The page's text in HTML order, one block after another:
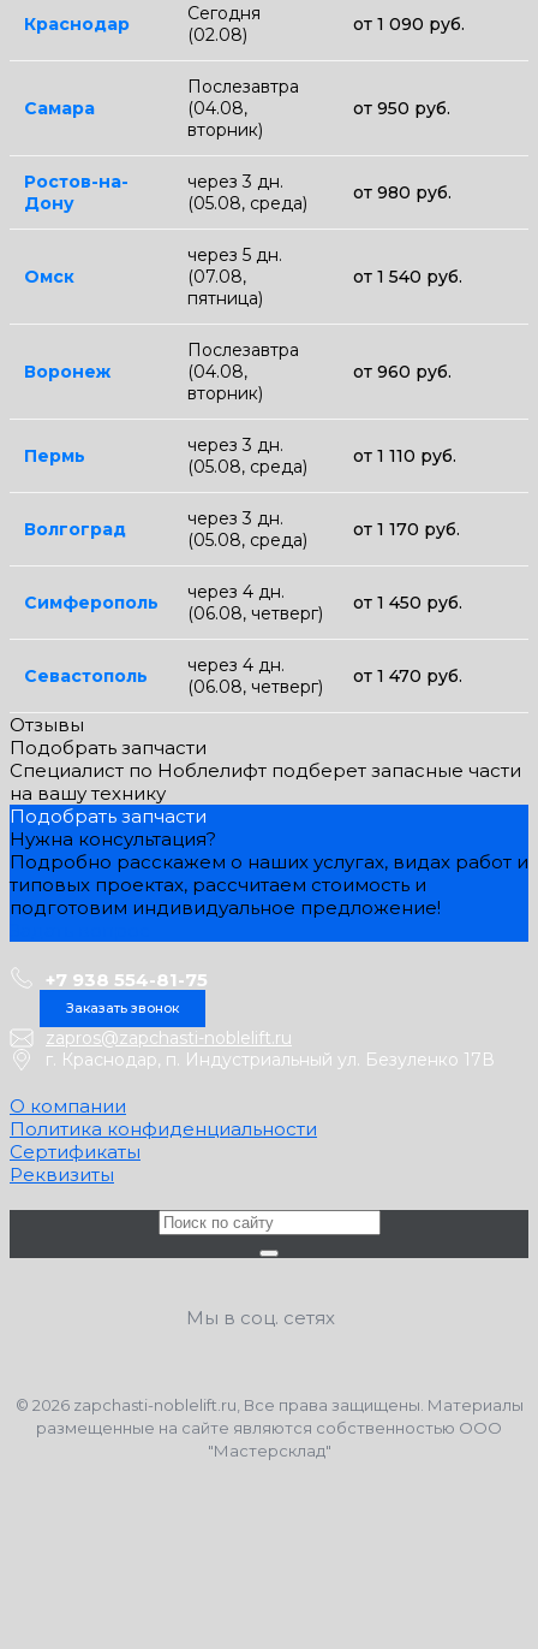
Краснодар
Сегодня
(02.08)
от 1 090 руб.
Самара
Послезавтра
(04.08,
вторник)
от 950 руб.
Ростов-на-
Дону
через 3 дн.
(05.08, среда)
от 980 руб.
Омск
через 5 дн.
(07.08,
пятница)
от 1 540 руб.
Воронеж
Послезавтра
(04.08,
вторник)
от 960 руб.
Пермь
через 3 дн.
(05.08, среда)
от 1 110 руб.
Волгоград
через 3 дн.
(05.08, среда)
от 1 170 руб.
Симферополь
через 4 дн.
(06.08, четверг)
от 1 450 руб.
Севастополь
через 4 дн.
(06.08, четверг)
от 1 470 руб.
Отзывы
Подобрать запчасти
Специалист по Ноблелифт подберет запасные части
на вашу технику
Подобрать запчасти
Нужна консультация?
Подробно расскажем о наших услугах, видах работ и
типовых проектах, рассчитаем стоимость и
подготовим индивидуальное предложение!
+7 938 554-81-75
Заказать звонок
zapros@zapchasti-noblelift.ru
г. Краснодар, п. Индустриальный ул. Безуленко 17В
О компании
Политика конфиденциальности
Сертификаты
Реквизиты
Мы в соц. сетях
© 2026 zapchasti-noblelift.ru, Все права защищены. Материалы
размещенные на сайте являются собственностью ООО
"Мастерсклад"